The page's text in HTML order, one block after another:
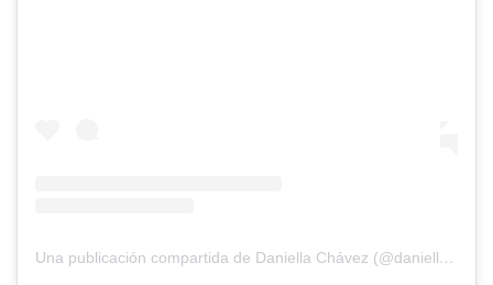
Una publicación compartida de Daniella Chávez (@daniellachavezofficial)